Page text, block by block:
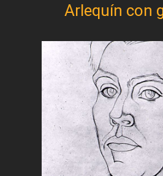
Arlequín con